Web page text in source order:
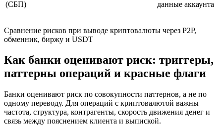
(СБП) данные аккаунта
Сравнение рисков при выводе криптовалюты через P2P,
обменник, биржу и USDT
Как банки оценивают риск: триггеры,
паттерны операций и красные флаги
Банки оценивают риск по совокупности паттернов, а не по
одному переводу. Для операций с криптовалютой важны
частота, структура, контрагенты, скорость движения денег и
связь между пояснением клиента и выпиской.